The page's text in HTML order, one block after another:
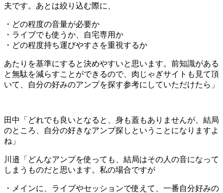
夫です。あとは絞り込む際に、
・どの程度の音量が必要か
・ライブでも使うか、自宅専用か
・どの程度持ち運びやすさを重視するか
あたりを基準にすると決めやすいと思います。前知識がある
と無駄を減らすことができるので、肉じゃぎサイトも見て頂
いて、自分の好みのアンプを探す参考にしていただけたら」
田中「どれでも良いとなると、身も蓋もありませんが、結局
のところ、自分の好きなアンプ探しということになりますよ
ね」
川邉「どんなアンプを使っても、結局はその人の音になって
しまうものだと思います。私の場合ですが
・メインに、ライブやセッションで使えて、一番自分好みの